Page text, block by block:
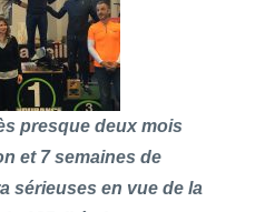
presque deux mois
et 7 semaines de
sérieuses en vue de la